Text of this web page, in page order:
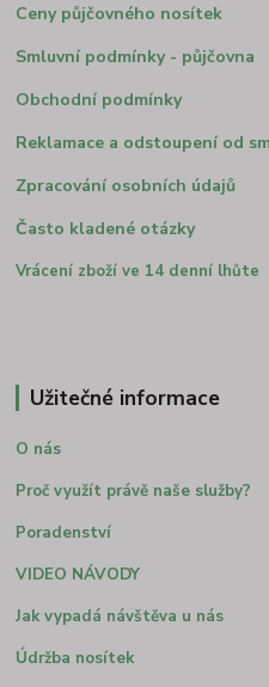
Ceny půjčovného nosítek
Smluvní podmínky - půjčovna
Obchodní podmínky
Reklamace a odstoupení od
Zpracování osobních údajů
Často kladené otázky
Vrácení zboží ve 14 denní lhůte
Užitečné informace
O nás
Proč využít právě naše služby?
Poradenství
VIDEO NÁVODY
Jak vypadá návštěva u nás
Údržba nosítek